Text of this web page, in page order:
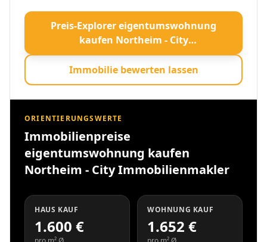
Preis-Explorer eigentumswohnung
kaufen Northeim - City
Immobilienmakler öffnen
Immobilie bewerten lassen
ORIENTIERUNGSWERTE
Immobilienpreise
eigentumswohnung kaufen
Northeim - City Immobilienmakler
HAUS KAUF
1.600 €
WOHNUNG KAUF
1.652 €